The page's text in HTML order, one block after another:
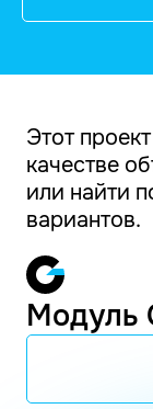
Этот
качестве
или найти
вариантов.
Модуль